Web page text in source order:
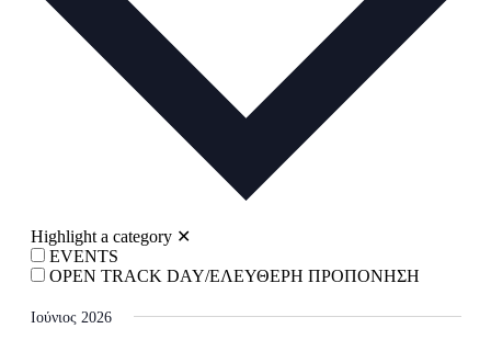
Highlight a category ✕
EVENTS
OPEN TRACK DAY/ΕΛΕΥΘΕΡΗ ΠΡΟΠΟΝΗΣΗ
Ιούνιος 2026